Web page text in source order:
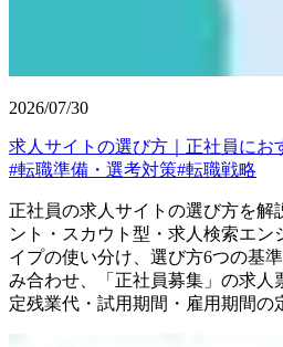
2026/07/30
求人サイトの選び方｜正社員にお
#転職準備・選考対策#転職戦略
正社員の求人サイトの選び方を解
ント・スカウト型・求人検索エン
イプの使い分け、選び方6つの基
み合わせ、「正社員募集」の求人
定残業代・試用期間・雇用期間の